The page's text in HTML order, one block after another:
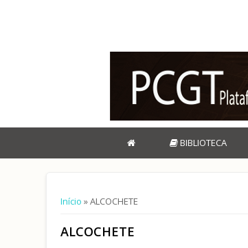
BIBLIOTECA
Está aqui
Início » ALCOCHETE
ALCOCHETE